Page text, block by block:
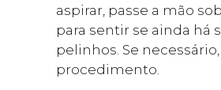
aspirar, passe a mão
para sentir se ainda há
pelinhos. Se
procedimento.